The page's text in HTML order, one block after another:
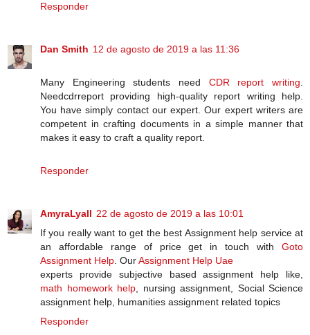
Responder
Dan Smith 12 de agosto de 2019 a las 11:36
Many Engineering students need CDR report writing.
Needcdrreport providing high-quality report writing help.
You have simply contact our expert. Our expert writers are
competent in crafting documents in a simple manner that
makes it easy to craft a quality report.
Responder
AmyraLyall 22 de agosto de 2019 a las 10:01
If you really want to get the best Assignment help service at
an affordable range of price get in touch with Goto
Assignment Help. OurAssignment Help Uae
experts provide subjective based assignment help like,
math homework help, nursing assignment, Social Science
assignment help, humanities assignment related topics
Responder